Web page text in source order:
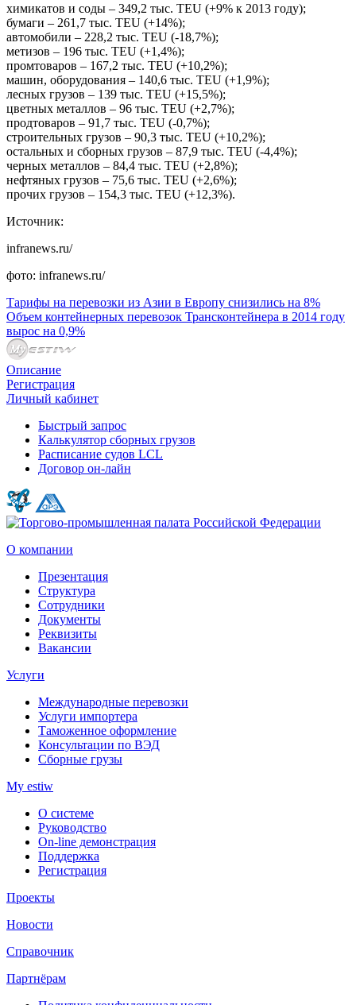
химикатов и соды – 349,2 тыс. TEU (+9% к 2013 году);
бумаги – 261,7 тыс. TEU (+14%);
автомобили – 228,2 тыс. TEU (-18,7%);
метизов – 196 тыс. TEU (+1,4%);
промтоваров – 167,2 тыс. TEU (+10,2%);
машин, оборудования – 140,6 тыс. TEU (+1,9%);
лесных грузов – 139 тыс. TEU (+15,5%);
цветных металлов – 96 тыс. TEU (+2,7%);
продтоваров – 91,7 тыс. TEU (-0,7%);
строительных грузов – 90,3 тыс. TEU (+10,2%);
остальных и сборных грузов – 87,9 тыс. TEU (-4,4%);
черных металлов – 84,4 тыс. TEU (+2,8%);
нефтяных грузов – 75,6 тыс. TEU (+2,6%);
прочих грузов – 154,3 тыс. TEU (+12,3%).
Источник:
infranews.ru/
фото: infranews.ru/
Тарифы на перевозки из Азии в Европу снизились на 8%
Объем контейнерных перевозок Трансконтейнера в 2014 году
вырос на 0,9%
Описание
Регистрация
Личный кабинет
Быстрый запрос
Калькулятор сборных грузов
Расписание судов LCL
Договор он-лайн
О компании
Презентация
Структура
Сотрудники
Документы
Реквизиты
Вакансии
Услуги
Международные перевозки
Услуги импортера
Таможенное оформление
Консультации по ВЭД
Сборные грузы
My estiw
О системе
Руководство
On-line демонстрация
Поддержка
Регистрация
Проекты
Новости
Справочник
Партнёрам